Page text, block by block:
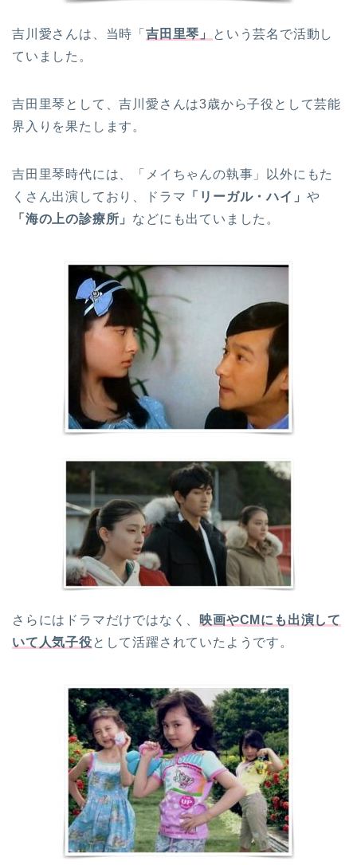
吉川愛さんは、当時「 吉田里琴」
という芸名で活動し
ていました。
吉田里琴として、吉川愛さんは3歳から子役として芸能
界入りを果たします。
吉田里琴時代には、「メイちゃんの執事」以外にもた
くさん出演しており、ドラマ 「リーガル・ハイ」 や
「海の上の診療所」 などにも出ていました。
さらにはドラマだけではなく、
映画やCMにも出演して
いて人気子役として活躍されていたようです。